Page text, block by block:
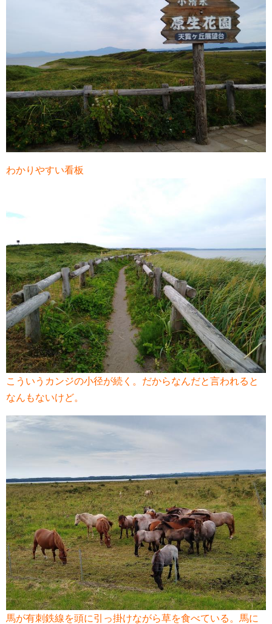
わかりやすい看板
こういうカンジの小径が続く。だからなんだと言われると
なんもないけど。
馬が有刺鉄線を頭に引っ掛けながら草を食べている。 馬に